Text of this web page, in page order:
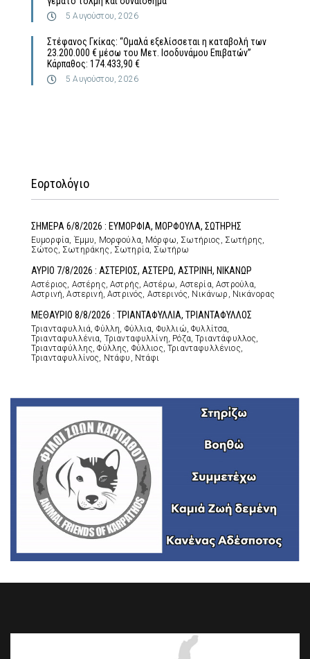
5 Αυγούστου, 2026
Στέφανος Γκίκας: “Ομαλά εξελίσσεται η καταβολή των
23.200.000 € μέσω του Μετ. Ισοδυνάμου Επιβατών”
Κάρπαθος: 174.433,90 €
5 Αυγούστου, 2026
Εορτολόγιο
ΣΗΜΕΡΑ 6/8/2026 : ΕΥΜΟΡΦΙΑ, ΜΟΡΦΟΥΛΑ, ΣΩΤΗΡΗΣ
Ευμορφία, Έμμυ, Μορφούλα, Μόρφω, Σωτήριος, Σωτήρης,
Σώτος, Σωτηράκης, Σωτηρία, Σωτήρω
ΑΥΡΙΟ 7/8/2026 : ΑΣΤΕΡΙΟΣ, ΑΣΤΕΡΩ, ΑΣΤΡΙΝΗ, ΝΙΚΑΝΩΡ
Αστέριος, Αστέρης, Αστρής, Αστέρω, Αστερία, Αστρούλα,
Αστρινή, Αστερινή, Αστρινός, Αστερινός, Νικάνωρ, Νικάνορας
ΜΕΘΑΥΡΙΟ 8/8/2026 : ΤΡΙΑΝΤΑΦΥΛΛΙΑ, ΤΡΙΑΝΤΑΦΥΛΛΟΣ
Τριανταφυλλιά, Φύλλη, Φύλλια, Φυλλιώ, Φυλλίτσα,
Τριανταφυλλένια, Τριανταφυλλίνη, Ρόζα, Τριαντάφυλλος,
Τριανταφύλλης, Φύλλης, Φύλλιος, Τριανταφυλλένιος,
Τριανταφυλλίνος, Ντάφυ, Ντάφι